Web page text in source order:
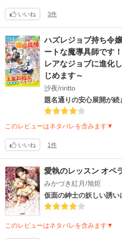
いいね 3件
ハズレジョブ持ち令
ートな魔導具師です
レアなジョブに進化
じめます～
沙夜/riritto
題名通りの安心展開が続
このレビューはネタバレを含みます▼
いいね 1件
愛執のレッスン オペ
みかづき紅月/旭炬
仮面の紳士の妖しい誘い
このレビューはネタバレを含みます▼